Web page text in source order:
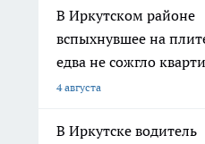
В Иркутском районе
вспыхнувшее на
едва не сожгло
4 августа
В Иркутске водитель